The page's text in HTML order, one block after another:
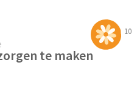
10
te maken